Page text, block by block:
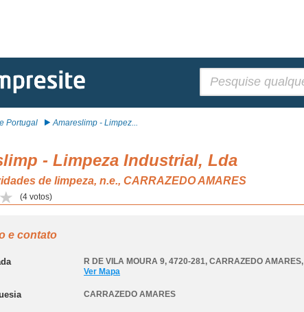
Portugal Amareslimp - Limpez...
- Limpeza Industrial, Lda
de limpeza, n.e., CARRAZEDO AMARES
(4 votos)
e contato
R DE VILA MOURA 9, 4720-281, CARRAZEDO AMARES,
Ver Mapa
CARRAZEDO AMARES